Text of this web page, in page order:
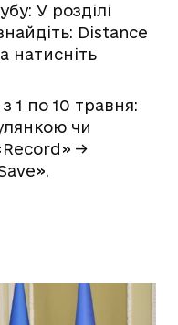
У розділі
Distance
натисніть
1 по 10 травня:
чи
->